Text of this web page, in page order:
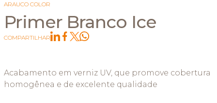
ARAUCO COLOR
Primer Branco Ice
COMPARTILHAR
Acabamento em verniz UV, que promove cobertura
homogênea e de excelente qualidade